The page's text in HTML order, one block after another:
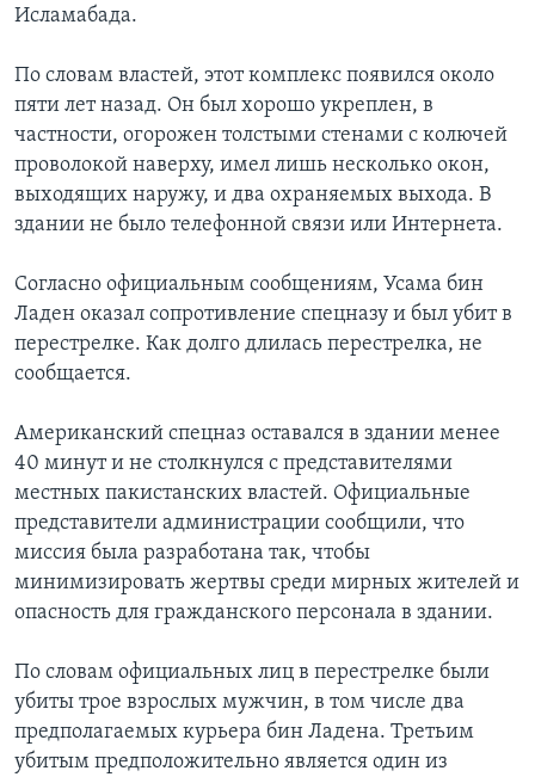
Исламабада.
По словам властей, этот комплекс появился около
пяти лет назад. Он был хорошо укреплен, в
частности, огорожен толстыми стенами с колючей
проволокой наверху, имел лишь несколько окон,
выходящих наружу, и два охраняемых выхода. В
здании не было телефонной связи или Интернета.
Согласно официальным сообщениям, Усама бин
Ладен оказал сопротивление спецназу и был убит в
перестрелке. Как долго длилась перестрелка, не
сообщается.
Американский спецназ оставался в здании менее
40 минут и не столкнулся с представителями
местных пакистанских властей. Официальные
представители администрации сообщили, что
миссия была разработана так, чтобы
минимизировать жертвы среди мирных жителей и
опасность для гражданского персонала в здании.
По словам официальных лиц в перестрелке были
убиты трое взрослых мужчин, в том числе два
предполагаемых курьера бин Ладена. Третьим
убитым предположительно является один из